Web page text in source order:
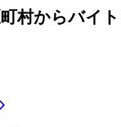
村からバイ